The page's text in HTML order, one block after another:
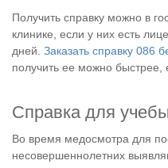
Получить справку можно в
клинике, если у них есть
дней. Заказать справку 086
получить ее можно
Справка для
Во время медосмотра для
несовершеннолетних